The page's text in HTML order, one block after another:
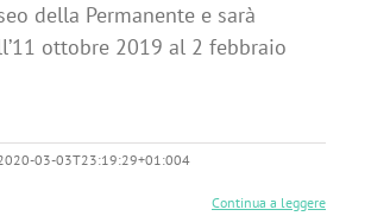
della Permanente e sarà
ottobre 2019 al 2 febbraio
03-03T23:19:29+01:004
Continua a leggere